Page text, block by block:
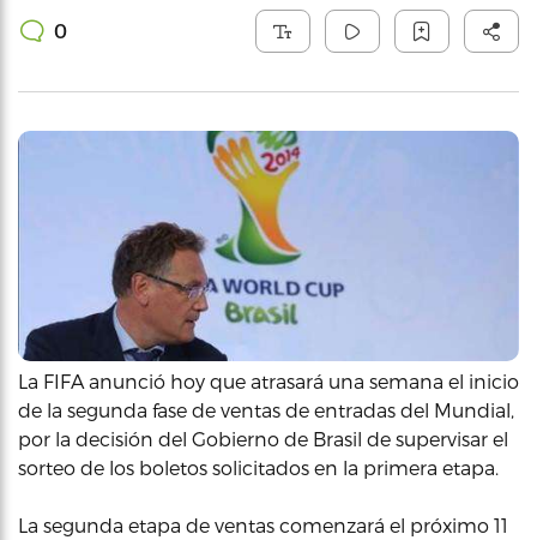
0
La FIFA anunció hoy que atrasará una semana el inicio
de la segunda fase de ventas de entradas del Mundial,
por la decisión del Gobierno de Brasil de supervisar el
sorteo de los boletos solicitados en la primera etapa.
La segunda etapa de ventas comenzará el próximo 11